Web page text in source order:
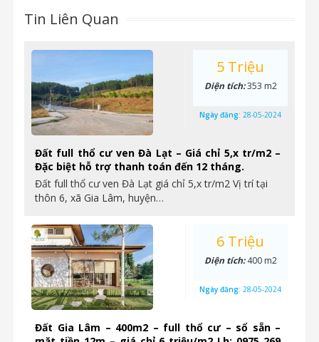
Tin Liên Quan
Đất full thổ cư ven Đà Lạt – Giá chỉ 5,x tr/m2 –
Đặc biệt hỗ trợ thanh toán đến 12 tháng.
Đất full thổ cư ven Đà Lạt giá chỉ 5,x tr/m2 Vị trí tại
thôn 6, xã Gia Lâm, huyện…
5 Triệu
Diện tích:353 m2
Ngày đăng: 28-05-2024
Đất Gia Lâm – 400m2 – full thổ cư – sổ sẵn –
6 Triệu
Diện tích:400 m2
Ngày đăng: 28-05-2024